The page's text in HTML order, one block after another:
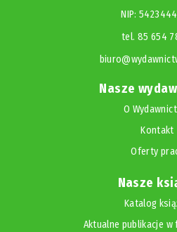
NIP:
tel. 85 654
Nasze
O
Kontakt
Oferty
Nasze
Katalog
Aktualne publikacje w